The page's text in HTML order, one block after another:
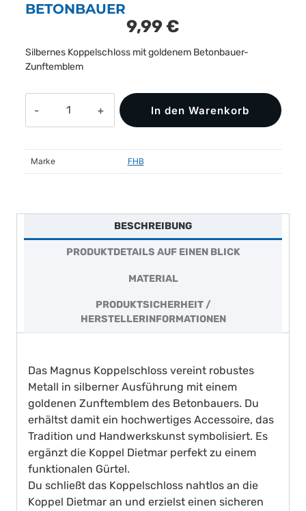
BETONBAUER
9,99€
Silbernes Koppelschloss mit goldenem Betonbauer-
Zunftemblem
Koppelschloss,
Menge
In den Warenkorb
Marke FHB
BESCHREIBUNG
PRODUKTDETAILS AUF EINEN BLICK
MATERIAL
PRODUKTSICHERHEIT /
HERSTELLERINFORMATIONEN
Das Magnus Koppelschloss vereint robustes
Metall in silberner Ausführung mit einem
goldenen Zunftemblem des Betonbauers. Du
erhältst damit ein hochwertiges Accessoire, das
Tradition und Handwerkskunst symbolisiert. Es
ergänzt die Koppel Dietmar perfekt zu einem
funktionalen Gürtel.
Du schließt das Koppelschloss nahtlos an die
Koppel Dietmar an und erzielst einen sicheren